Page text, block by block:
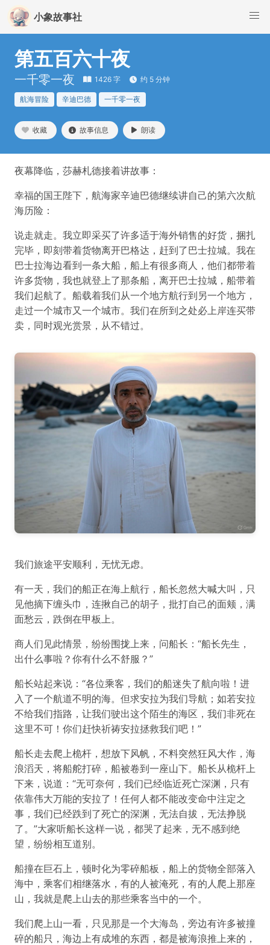
小象故事社
第五百六十夜
一千零一夜 1426 字 约 5 分钟
航海冒险 辛迪巴德 一千零一夜
收藏 故事信息 朗读
夜幕降临，莎赫札德接着讲故事：
幸福的国王陛下，航海家辛迪巴德继续讲自己的第六次航
海历险：
说走就走。我立即采买了许多适于海外销售的好货，捆扎
完毕，即刻带着货物离开巴格达，赶到了巴士拉城。我在
巴士拉海边看到一条大船，船上有很多商人，他们都带着
许多货物，我也就登上了那条船，离开巴士拉城，船带着
我们起航了。船载着我们从一个地方航行到另一个地方，
走过一个城市又一个城市。我们在所到之处必上岸连买带
卖，同时观光赏景，从不错过。
我们旅途平安顺利，无忧无虑。
有一天，我们的船正在海上航行，船长忽然大喊大叫，只
见他摘下缠头巾，连揪自己的胡子，批打自己的面颊，满
面愁云，跌倒在甲板上。
商人们见此情景，纷纷围拢上来，问船长：“船长先生，
出什么事啦？你有什么不舒服？”
船长站起来说：“各位乘客，我们的船迷失了航向啦！进
入了一个航道不明的海。但求安拉为我们导航；如若安拉
不给我们指路，让我们驶出这个陌生的海区，我们非死在
这里不可！你们赶快祈祷安拉拯救我们吧！”
船长走去爬上桅杆，想放下风帆，不料突然狂风大作，海
浪滔天，将船舵打碎，船被卷到一座山下。船长从桅杆上
下来，说道：“无可奈何，我们已经临近死亡深渊，只有
依靠伟大万能的安拉了！任何人都不能改变命中注定之
事，我们已经跌到了死亡的深渊，无法自拔，无法挣脱
了。”大家听船长这样一说，都哭了起来，无不感到绝
望，纷纷相互道别。
船撞在巨石上，顿时化为零碎船板，船上的货物全部落入
海中，乘客们相继落水，有的人被淹死，有的人爬上那座
山，我就是爬上山去的那些乘客当中的一个。
我们爬上山一看，只见那是一个大海岛，旁边有许多被撞
碎的船只，海边上有成堆的东西，都是被海浪推上来的，